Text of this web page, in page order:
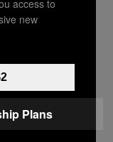
plus de
un vent de
des
sous le
elle ne
ses clichés
access to
new
Plans